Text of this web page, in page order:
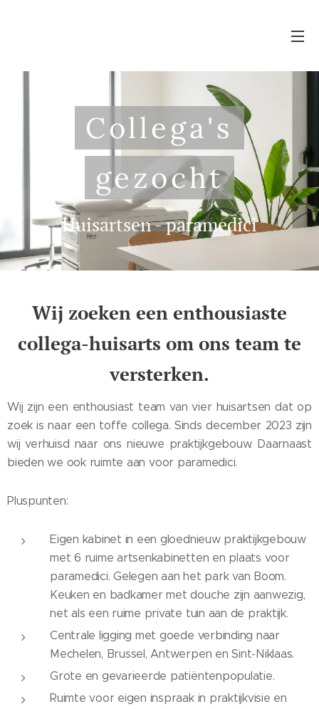
Collega's
gezocht
Huisartsen - paramedici
Wij zoeken een enthousiaste
collega-huisarts om ons team te
versterken.
Wij zijn een enthousiast team van vier huisartsen dat op
zoek is naar een toffe collega. Sinds december 2023 zijn
wij verhuisd naar ons nieuwe praktijkgebouw. Daarnaast
bieden we ook ruimte aan voor paramedici.
Pluspunten:
Eigen kabinet in een gloednieuw praktijkgebouw
met 6 ruime artsenkabinetten en plaats voor
paramedici. Gelegen aan het park van Boom.
Keuken en badkamer met douche zijn aanwezig,
net als een ruime private tuin aan de praktijk.
Centrale ligging met goede verbinding naar
Mechelen, Brussel, Antwerpen en Sint-Niklaas.
Grote en gevarieerde patiëntenpopulatie.
Ruimte voor eigen inspraak in praktijkvisie en